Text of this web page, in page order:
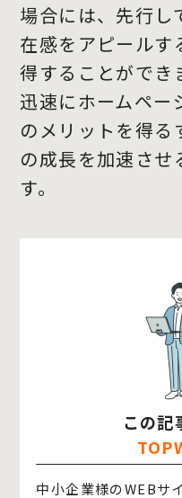
場合には、先行し
在感をアピールす
得することができ
迅速にホームペー
のメリットを得る
の成長を加速させ
す。
この記
中小企業様のWEBサ